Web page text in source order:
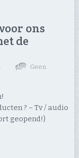
ons
de
Geen
? – Tv / audio
geopend!)